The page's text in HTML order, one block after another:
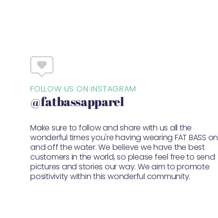
FOLLOW US ON INSTAGRAM
@fatbassapparel
Make sure to follow and share with us all the
wonderful times you're having wearing FAT BASS on
and off the water. We believe we have the best
customers in the world, so please feel free to send
pictures and stories our way. We aim to promote
positivivity within this wonderful community.